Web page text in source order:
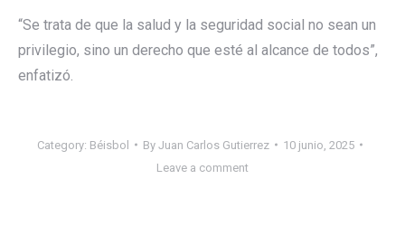
“Se trata de que la salud y la seguridad social no sean un
privilegio, sino un derecho que esté al alcance de todos”,
enfatizó.
Category: Béisbol By Juan Carlos Gutierrez
10 junio, 2025
Leave a comment